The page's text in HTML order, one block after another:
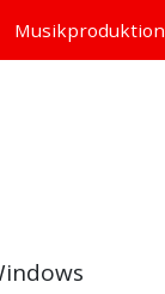
Musikproduktion